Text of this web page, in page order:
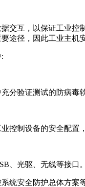
交互，以保证工业
途径，因此工业主机
分验证测试的防病
控制设备的安全配
、光驱、无线等接
统安全防护总体方